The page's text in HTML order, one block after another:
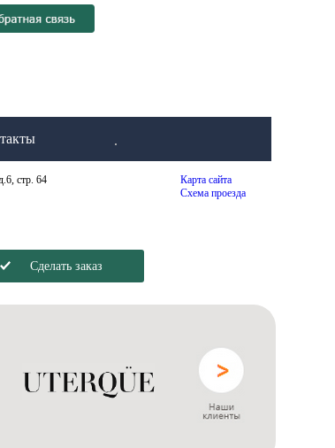
стр. 64
Карта сайта
Схема проезда
Сделать заказ